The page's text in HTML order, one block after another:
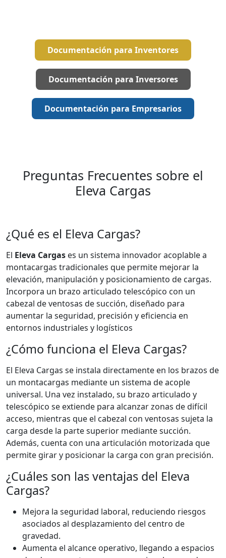
Documentación para Inventores
Documentación para Inversores
Documentación para Empresarios
Preguntas Frecuentes sobre el
Eleva Cargas
¿Qué es el Eleva Cargas?
El Eleva Cargas es un sistema innovador acoplable a
montacargas tradicionales que permite mejorar la
elevación, manipulación y posicionamiento de cargas.
Incorpora un brazo articulado telescópico con un
cabezal de ventosas de succión, diseñado para
aumentar la seguridad, precisión y eficiencia en
entornos industriales y logísticos
¿Cómo funciona el Eleva Cargas?
El Eleva Cargas se instala directamente en los brazos de
un montacargas mediante un sistema de acople
universal. Una vez instalado, su brazo articulado y
telescópico se extiende para alcanzar zonas de difícil
acceso, mientras que el cabezal con ventosas sujeta la
carga desde la parte superior mediante succión.
Además, cuenta con una articulación motorizada que
permite girar y posicionar la carga con gran precisión.
¿Cuáles son las ventajas del Eleva
Cargas?
Mejora la seguridad laboral, reduciendo riesgos
asociados al desplazamiento del centro de
gravedad.
Aumenta el alcance operativo, llegando a espacios